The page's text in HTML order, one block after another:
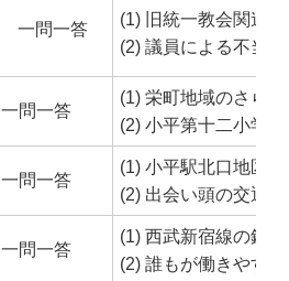
一問一答
(1) 旧統一教会関連
(2) 議員による不当
一問一答
(1) 栄町地域のさら
(2) 小平第十二小学
一問一答
(1) 小平駅北口地区
(2) 出会い頭の交通
一問一答
(1) 西武新宿線の鉄
(2) 誰もが働きやす